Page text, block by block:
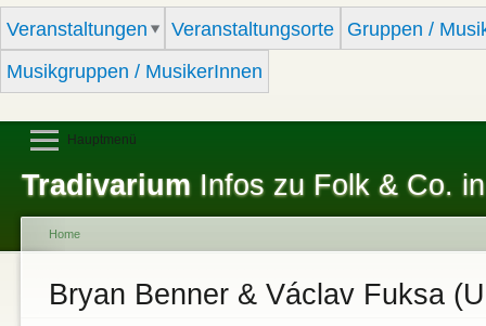
Veranstaltungen Veranstaltungsorte
Gruppen /
Musikgruppen / MusikerInnen
Tradivarium Infos zu Folk & Co.
Hauptmenü
You are here
Home
Bryan Benner & Václav Fuksa